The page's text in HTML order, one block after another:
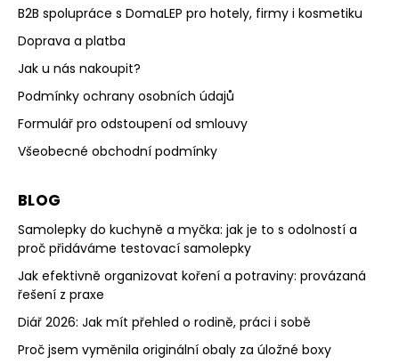
B2B spolupráce s DomaLEP pro hotely, firmy i kosmetiku
Doprava a platba
Jak u nás nakoupit?
Podmínky ochrany osobních údajů
Formulář pro odstoupení od smlouvy
Všeobecné obchodní podmínky
BLOG
Samolepky do kuchyně a myčka: jak je to s odolností a
proč přidáváme testovací samolepky
Jak efektivně organizovat koření a potraviny: provázaná
řešení z praxe
Diář 2026: Jak mít přehled o rodině, práci i sobě
Proč jsem vyměnila originální obaly za úložné boxy